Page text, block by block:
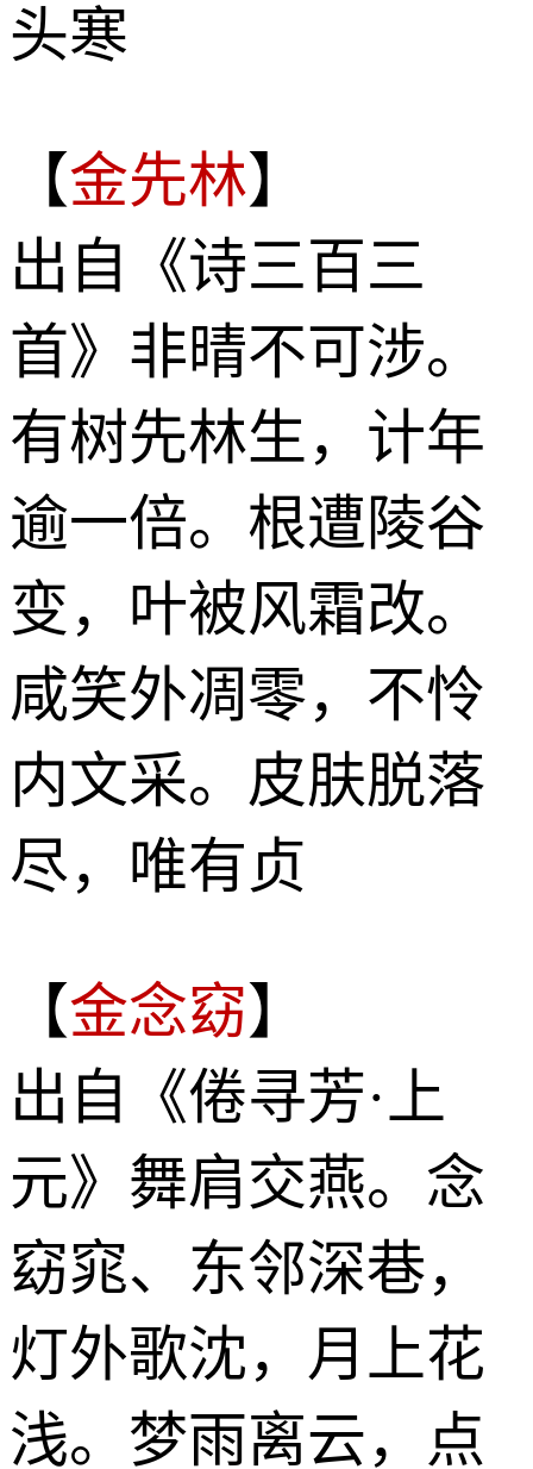
头寒
【金先林】
出自《诗三百三
首》非晴不可涉。
有树先林生，计年
逾一倍。根遭陵谷
变，叶被风霜改。
咸笑外凋零，不怜
内文采。皮肤脱落
尽，唯有贞
【金念窈】
出自《倦寻芳·上
元》舞肩交燕。念
窈窕、东邻深巷，
灯外歌沈，月上花
浅。梦雨离云，点